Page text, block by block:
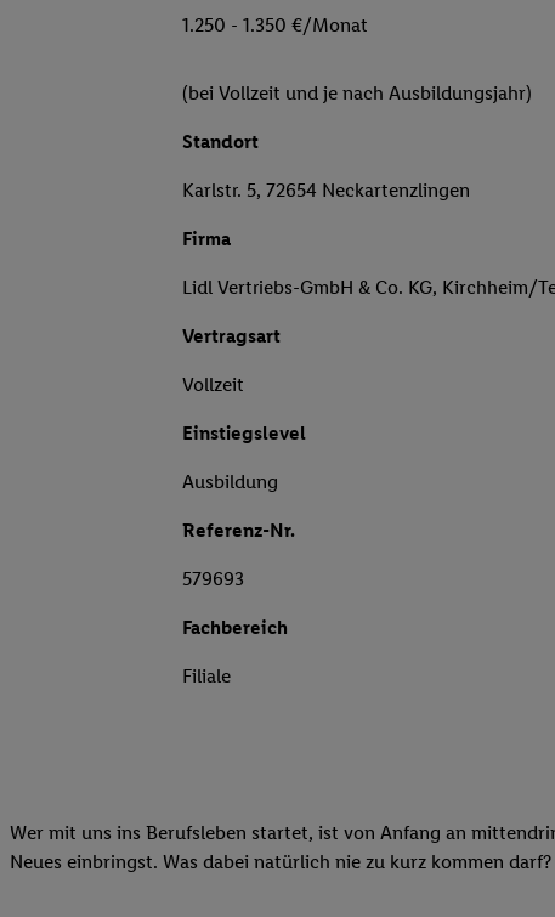
1.250 - 1.350 €/Monat
(bei Vollzeit und je nach Ausbildungsjahr)
Standort
Karlstr. 5, 72654 Neckartenzlingen
Firma
Lidl Vertriebs-GmbH & Co. KG, Kirchheim/
Vertragsart
Vollzeit
Einstiegslevel
Ausbildung
Referenz-Nr.
579693
Fachbereich
Filiale
Wer mit uns ins Berufsleben startet, ist von Anfang an
Neues einbringst. Was dabei natürlich nie zu kurz kommen